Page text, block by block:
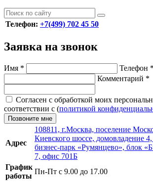
Телефон: +7(499) 702 45 50
Заявка на звонок
Имя * Телефон *
Комментарий *
Согласен с обработкой моих
соответствии с (политикой
Позвоните мне
Адрес
108811, г.Москва, поселение
Киевского шоссе, домовладение 4,
бизнес-парк «Румянцево», блок
7, офис 701Б
График
работы
Пн-Пт с 9.00 до 17.00